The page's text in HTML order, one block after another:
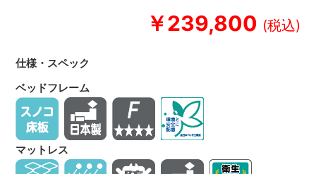
￥239,800
仕様・スペック
ベッドフレーム
マットレス